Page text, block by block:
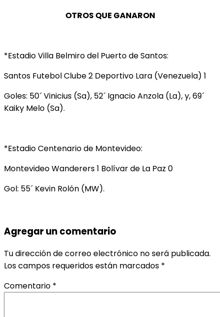
OTROS QUE GANARON
*Estadio Villa Belmiro del Puerto de Santos:
Santos Futebol Clube 2 Deportivo Lara (Venezuela) 1
Goles: 50´ Vinicius (Sa), 52´ Ignacio Anzola (La), y, 69´
Kaiky Melo (Sa).
*Estadio Centenario de Montevideo:
Montevideo Wanderers 1 Bolívar de La Paz 0
Gol: 55´ Kevin Rolón (MW).
Agregar un comentario
Tu dirección de correo electrónico no será publicada.
Los campos requeridos están marcados *
Comentario *